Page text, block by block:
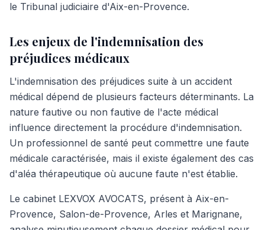
le Tribunal judiciaire d'Aix-en-Provence.
Les enjeux de l'indemnisation des
préjudices médicaux
L'indemnisation des préjudices suite à un accident
médical dépend de plusieurs facteurs déterminants. La
nature fautive ou non fautive de l'acte médical
influence directement la procédure d'indemnisation.
Un professionnel de santé peut commettre une faute
médicale caractérisée, mais il existe également des cas
d'aléa thérapeutique où aucune faute n'est établie.
Le cabinet LEXVOX AVOCATS, présent à Aix-en-
Provence, Salon-de-Provence, Arles et Marignane,